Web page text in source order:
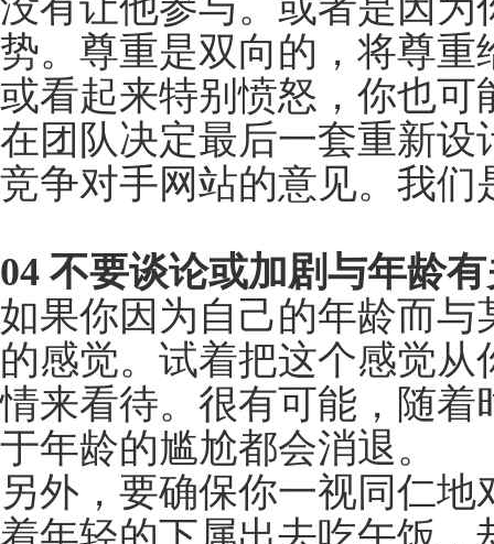
是的人，而是一个能工
在工作中，能力是一个
03 向你的下属表明你
年长的下属质疑你的年
没有让他参与。或者是
势。尊重是双向的，将
或看起来特别愤怒，你
在团队决定最后一套重
竞争对手网站的意见。